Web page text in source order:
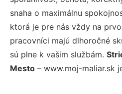
snaha o maximálnu
ktorá je pre nás vždy na
pracovníci majú dlhoročné
sú plne k vašim službám.
Mesto – www.moj-maliar.sk